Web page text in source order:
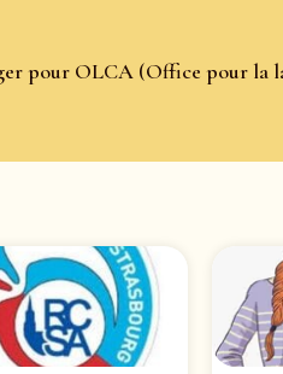
pour OLCA (Office pour la